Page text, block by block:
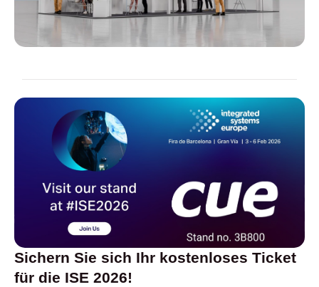
Sichern Sie sich Ihr kostenloses Ticket
für die ISE 2026!